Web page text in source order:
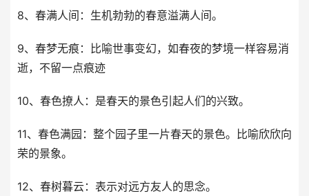
8、春满人间：生机勃勃的春意溢满人间。
9、春梦无痕：比喻世事变幻，如春夜的梦境一样容易消
逝，不留一点痕迹
10、春色撩人：是春天的景色引起人们的兴致。
11、春色满园：整个园子里一片春天的景色。比喻欣欣向
荣的景象。
12、春树暮云：表示对远方友人的思念。